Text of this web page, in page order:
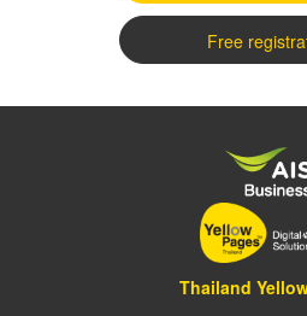
Free
Thailand